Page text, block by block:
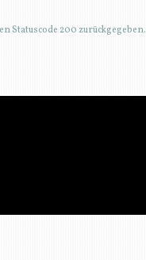
Statuscode 200 zurückgegeben.